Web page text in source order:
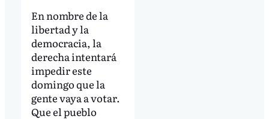
En nombre de la
libertad y la
democracia, la
derecha intentará
impedir este
domingo que la
gente vaya a votar.
Que el pueblo